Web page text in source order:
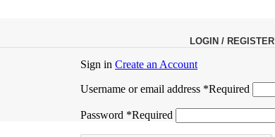
LOGIN / REGISTER
Sign in Create an Account
Username or email address *Required
Password *Required